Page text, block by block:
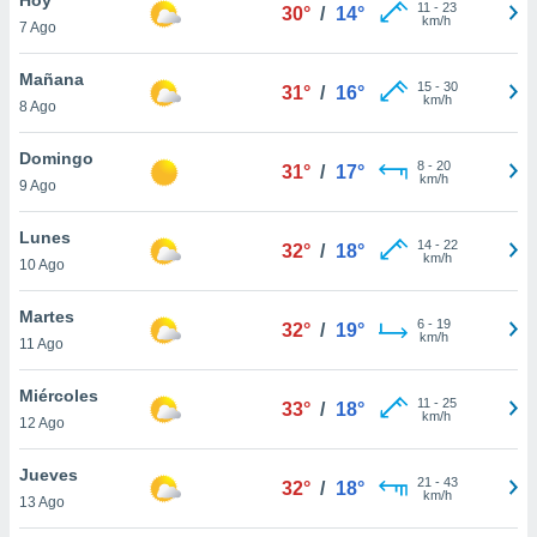
en
más
nuestra
de
cookies
aceptar
7 Ago
30° / 14° 11 - 23
km/h
Mañana
8 Ago
31° / 16° 15- 30
km/h
Domingo
9 Ago
31° / 17° 8- 20
km/h
Lunes
10 Ago
32° / 18° 14- 22
km/h
Martes
11 Ago
32° / 19° 6- 19
km/h
Miércoles
12 Ago
33° / 18° 11 - 25
km/h
Jueves
13 Ago
32° / 18° 21 - 43
km/h